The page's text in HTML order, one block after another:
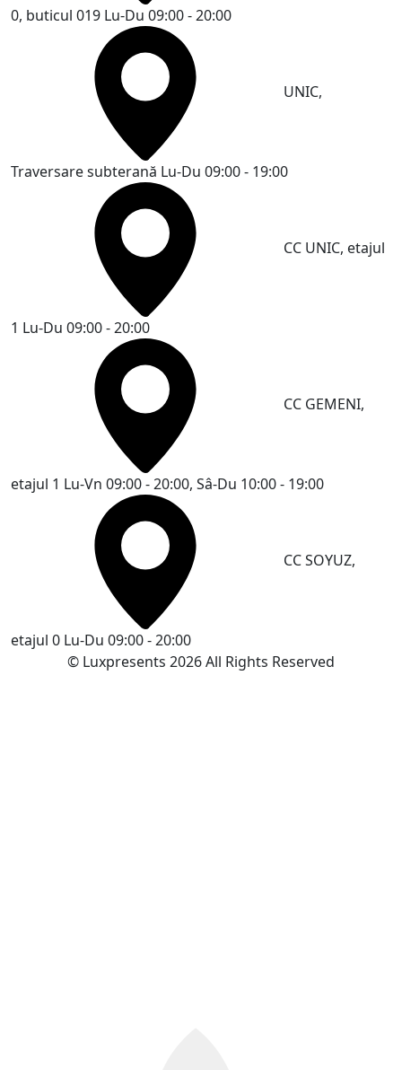
0, buticul 019 Lu-Du 09:00 - 20:00
UNIC,
Traversare subterană Lu-Du 09:00 - 19:00
CC UNIC, etajul
1 Lu-Du 09:00 - 20:00
CC GEMENI,
etajul 1 Lu-Vn 09:00 - 20:00, Sâ-Du 10:00 - 19:00
CC SOYUZ,
etajul 0 Lu-Du 09:00 - 20:00
© Luxpresents 2026 All Rights Reserved